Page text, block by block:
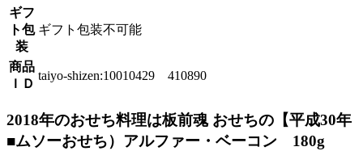
ギフ
ト包
装
ギフト包装不可能
商品
ＩＤ
taiyo-shizen:10010429 410890
2018年のおせち料理は板前魂 おせちの【平成30年
■ムソーおせち）アルファー・ベーコン 180g